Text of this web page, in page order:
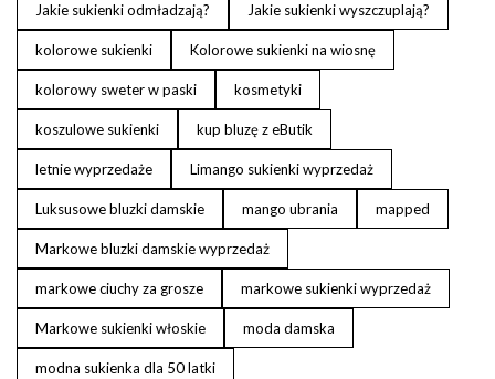
Jakie sukienki odmładzają? Jakie sukienki wyszczuplają?
kolorowe sukienki Kolorowe sukienki na wiosnę
kolorowy sweter w paski kosmetyki
koszulowe sukienki kup bluzę z eButik
letnie wyprzedaże Limango sukienki wyprzedaż
Luksusowe bluzki damskie mango ubrania mapped
Markowe bluzki damskie wyprzedaż
markowe ciuchy za grosze markowe sukienki wyprzedaż
Markowe sukienki włoskie moda damska
modna sukienka dla 50 latki